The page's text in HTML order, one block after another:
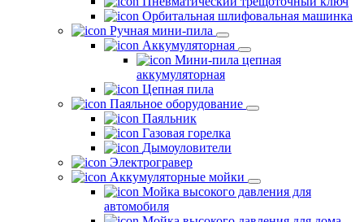
Орбитальная шлифовальная машинка
Ручная мини-пила
Аккумуляторная
Мини-пила цепная
аккумуляторная
Цепная пила
Паяльное оборудование
Паяльник
Газовая горелка
Дымоуловители
Электрогравер
Аккумуляторные мойки
Мойка высокого давления для
автомобиля